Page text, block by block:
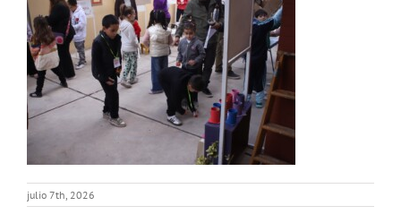
julio 7th, 2026